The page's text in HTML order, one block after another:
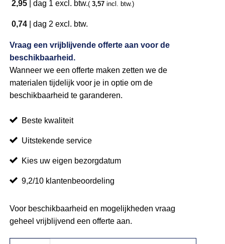
2,95 |dag 1 excl. btw.( 3,57 incl. btw.)
0,74 |dag 2 excl. btw.
Vraag een vrijblijvende offerte aan voor de
beschikbaarheid.
Wanneer we een offerte maken zetten we de
materialen tijdelijk voor je in optie om de
beschikbaarheid te garanderen.
Beste kwaliteit
Uitstekende service
Kies uw eigen bezorgdatum
9,2/10 klantenbeoordeling
Voor beschikbaarheid en mogelijkheden vraag
geheel vrijblijvend een offerte aan.